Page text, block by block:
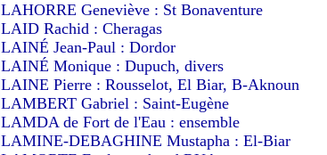
LAHORRE Geneviève : St Bonaventure
LAID Rachid : Cheragas
LAINÉ Jean-Paul : Dordor
LAINÉ Monique : Dupuch, divers
LAINE Pierre : Rousselot, El Biar, B-Aknoun
LAMBERT Gabriel : Saint-Eugène
LAMDA de Fort de l'Eau : ensemble
LAMINE-DEBAGHINE Mustapha : El-Biar